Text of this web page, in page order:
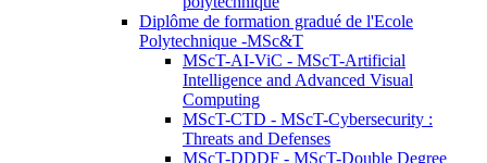
Diplôme de formation gradué de l'Ecole
Polytechnique -MSc&T
MScT-AI-ViC - MScT-Artificial
Intelligence and Advanced Visual
Computing
MScT-CTD - MScT-Cybersecurity :
Threats and Defenses
MScT-DDDF - MScT-Double Degree